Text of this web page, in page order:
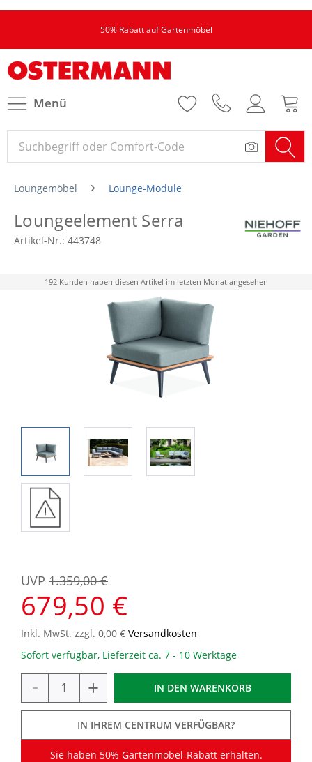
50% Rabatt auf Gartenmöbel
Menü
Loungemöbel Lounge-Module
Loungeelement Serra
Artikel-Nr.: 443748
192 Kunden haben diesen Artikel im letzten Monat angesehen
679,50 €
UVP 1.359,00 €
Inkl. MwSt. zzgl. 0,00 € Versandkosten
Sofort verfügbar, Lieferzeit ca. 7 - 10 Werktage
- + IN DEN WARENKORB
IN IHREM CENTRUM VERFÜGBAR?
Sie haben 50% Gartenmöbel-Rabatt erhalten.